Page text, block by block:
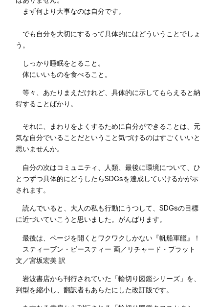
まず何より大事なのは自分です。
でも自分を大切にするって具体的にはどういうことでしょ
う。
しっかり睡眠をとること。
体にいいものを食べること。
等々、あたりまえだけれど、具体的に示してもらえると納
得することばかり。
それに、まわりをよくするために自分ができることは、元
気な自分でいることだということ気づけるのはすごくいいと
思いませんか。
自分の次はコミュニティ、人類、最後に環境について、ひ
とつずつ具体的にどうしたらSDGsを達成していけるかが示
されます。
読んでいると、大人の私も行動にうつして、SDGsの目標
に近づいていこうと思いました。がんばります。
最後は、ページを開くとワクワクしかない『帆船軍艦』！
スティーブン・ビースティー 画／リチャード・プラット
文／宮坂宏美 訳
岩波書店から刊行されていた「輪切り図鑑シリーズ」を、
判型を縮小し、翻訳者もあらたにした改訂版です。